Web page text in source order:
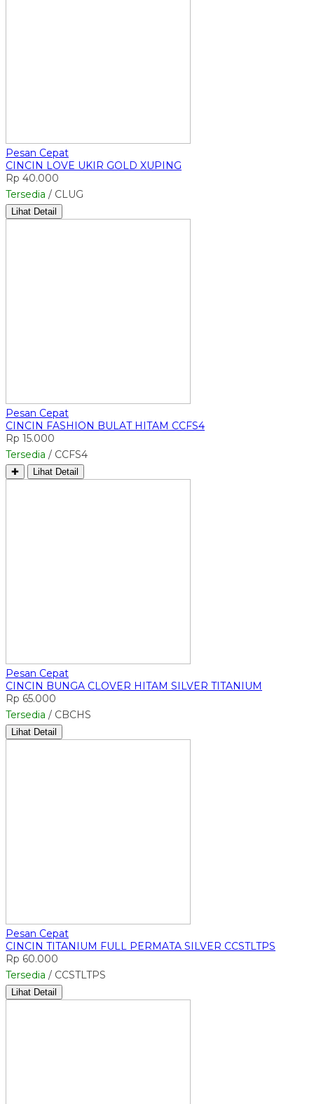
Pesan Cepat
CINCIN LOVE UKIR GOLD XUPING
Rp 40.000
Tersedia / CLUG
Lihat Detail
Pesan Cepat
CINCIN FASHION BULAT HITAM CCFS4
Rp 15.000
Tersedia / CCFS4
✚ Lihat Detail
Pesan Cepat
CINCIN BUNGA CLOVER HITAM SILVER TITANIUM
Rp 65.000
Tersedia / CBCHS
Lihat Detail
Pesan Cepat
CINCIN TITANIUM FULL PERMATA SILVER CCSTLTPS
Rp 60.000
Tersedia / CCSTLTPS
Lihat Detail